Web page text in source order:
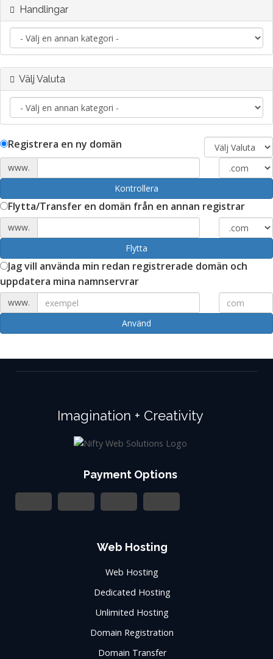
Handlingar
Välj Valuta
Registrera en ny domän
www.
Kontrollera
Flytta/Transfer en domän från en annan registrar
www.
Flytta
Jag vill använda min redan registrerade domän och
uppdatera mina namnservrar
www.
Använd
Imagination + Creativity
Payment Options
Web Hosting
Web Hosting
Dedicated Hosting
Unlimited Hosting
Domain Registration
Domain Transfer